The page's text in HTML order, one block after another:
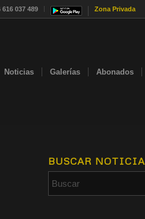
616 037 489 Zona Privada
Noticias Galerías Abonados
BUSCAR NOTICIA